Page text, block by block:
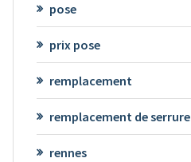
pose
prix pose
remplacement
remplacement de serrure
rennes